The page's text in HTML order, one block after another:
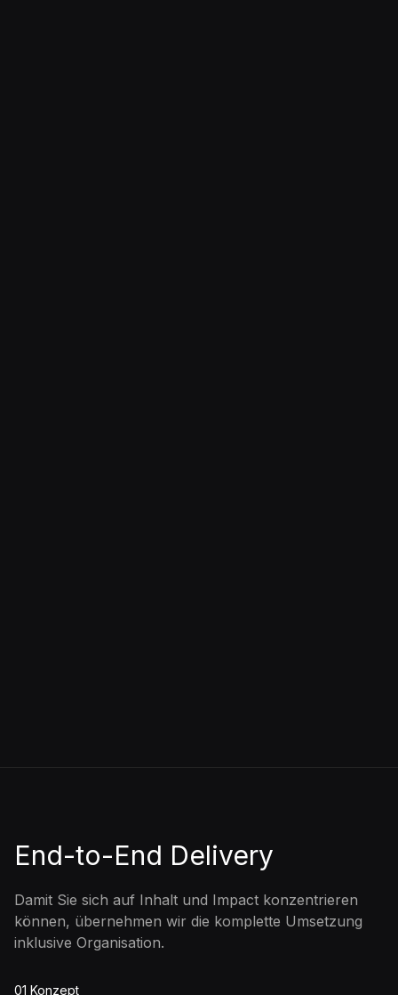
End-to-End Delivery
Damit Sie sich auf Inhalt und Impact konzentrieren
können, übernehmen wir die komplette Umsetzung
inklusive Organisation.
01 Konzept